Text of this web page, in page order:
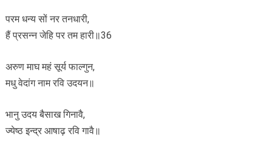
परम धन्य सों नर तनधारी,
हैं प्रसन्न जेहि पर तम हारी॥36
अरुण माघ महं सूर्य फाल्गुन,
मधु वेदांग नाम रवि उदयन॥
भानु उदय बैसाख गिनावै,
ज्येष्ठ इन्द्र आषाढ़ रवि गावै॥